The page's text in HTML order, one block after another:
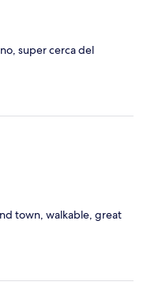
super cerca del
town, walkable, great